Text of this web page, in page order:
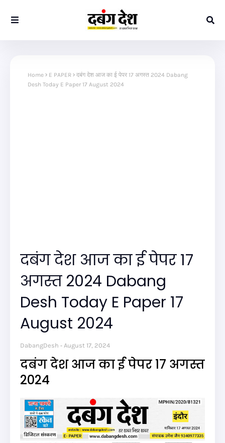
Home E PAPER
दबंग देश आज का ई पेपर 17 अगस्त 2024 Dabang
Desh Today E Paper 17 August 2024
दबंग देश आज का ई पेपर 17
अगस्त 2024 Dabang
Desh Today E Paper 17
August 2024
DabangDesh August 17, 2024
दबंग देश आज का ई पेपर 17 अगस्त
2024